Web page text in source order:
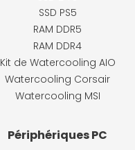
SSD PS5
RAM DDR5
RAM DDR4
Kit de Watercooling AIO
Watercooling Corsair
Watercooling MSI
Périphériques PC